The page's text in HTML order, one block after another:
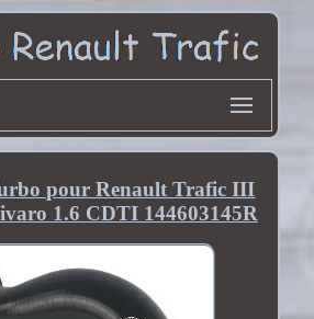
pour Renault Trafic III
1.6 CDTI 144603145R